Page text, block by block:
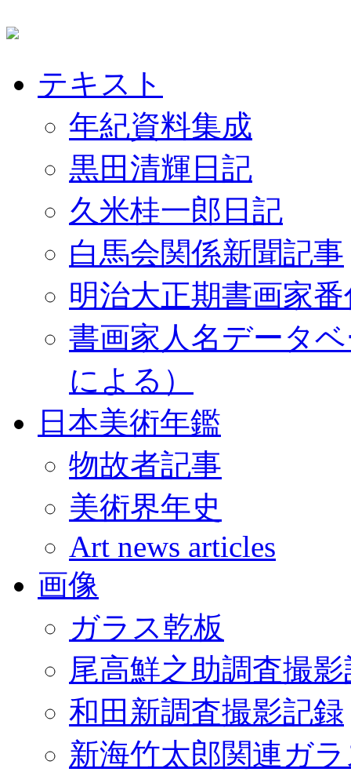
テキスト
年紀資料集成
黒田清輝日記
久米桂一郎日記
白馬会関係新聞記事
明治大正期書画家
書画家人名データ
による）
日本美術年鑑
物故者記事
美術界年史
Art news articles
画像
ガラス乾板
尾高鮮之助調査撮
和田新調査撮影記録
新海竹太郎関連ガ